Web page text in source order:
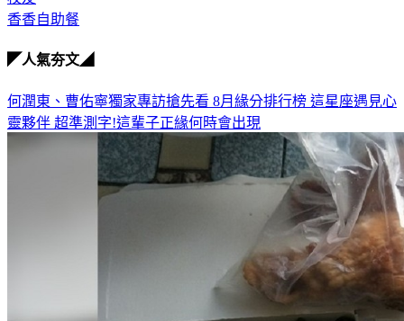
香香自助餐
◤人氣夯文◢
何潤東、曹佑寧獨家專訪搶先看 8月緣分排行榜 這星座遇見心
靈夥伴 超準測字!這輩子正緣何時會出現